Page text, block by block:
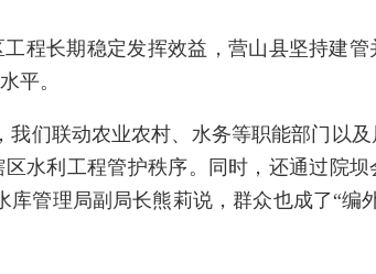
程长期稳定发挥效益，营山县坚持建管
平。
我们联动农业农村、水务等职能部门以
水利工程管护秩序。同时，还通过院
管理局副局长熊莉说，群众也成了“编